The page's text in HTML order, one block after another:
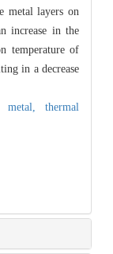
metal layers on
increase in the
temperature of
in a decrease
metal,thermal